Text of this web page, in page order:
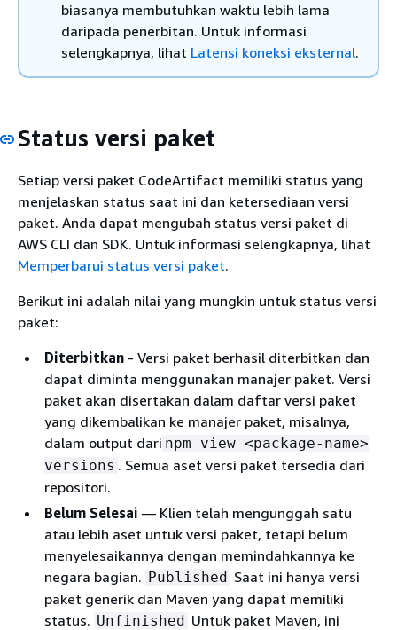
biasanya membutuhkan waktu lebih lama
daripada penerbitan. Untuk informasi
selengkapnya, lihat Latensi koneksi eksternal.
Status versi paket
Setiap versi paket CodeArtifact memiliki status yang
menjelaskan status saat ini dan ketersediaan versi
paket. Anda dapat mengubah status versi paket di
AWS CLI dan SDK. Untuk informasi selengkapnya, lihat
Memperbarui status versi paket.
Berikut ini adalah nilai yang mungkin untuk status versi
paket:
Diterbitkan - Versi paket berhasil diterbitkan dan
dapat diminta menggunakan manajer paket. Versi
paket akan disertakan dalam daftar versi paket
yang dikembalikan ke manajer paket, misalnya,
dalam output dari npm view <package-name>
versions . Semua aset versi paket tersedia dari
repositori.
Belum Selesai — Klien telah mengunggah satu
atau lebih aset untuk versi paket, tetapi belum
menyelesaikannya dengan memindahkannya ke
negara bagian. Published Saat ini hanya versi
paket generik dan Maven yang dapat memiliki
status. Unfinished Untuk paket Maven, ini